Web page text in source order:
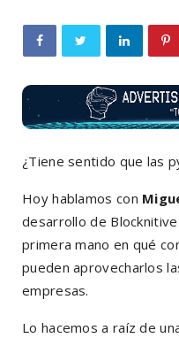
¿Tiene sentido que las
Hoy hablamos con
desarrollo de
primera mano en qué
pueden aprovecharlos
empresas.
Lo hacemos a raíz de